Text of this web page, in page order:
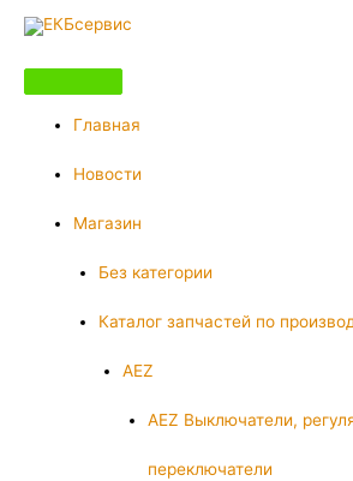
Перейти
содержимому
Главная
Новости
Магазин
Без категории
Каталог запчастей по
AEZ
AEZ Выключатели,
переключатели